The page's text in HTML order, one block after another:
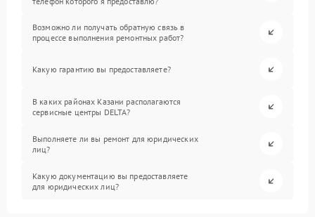
Возможно ли получать обратную связь в
процессе выполнения ремонтных работ?
Какую гарантию вы предоставляете?
В каких районах Казани располагаются
сервисные центры DELTA?
Выполняете ли вы ремонт для юридических
лиц?
Какую документацию вы предоставляете
для юридических лиц?